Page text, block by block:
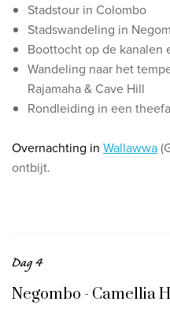
Stadstour in Colombo
Stadswandeling in
Boottocht op de kanalen
Wandeling naar het
Rajamaha & Cave Hill
Rondleiding in een
Overnachting in Wallawwa
ontbijt.
Dag 4
Negombo - Camellia